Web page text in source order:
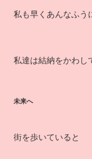
私も早くあんなふう
私達は結納をかわし
未来へ
街を歩いていると